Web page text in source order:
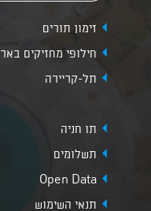
זימון תורים
חילופי מחזיקים
תל-קריירה
תו חניה
תשלומים
Open Data
תנאי השימוש